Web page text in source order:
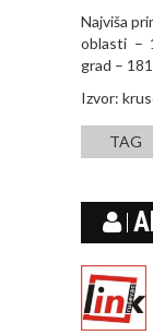
Najviša
oblasti –
grad –
Izvor:
TAG